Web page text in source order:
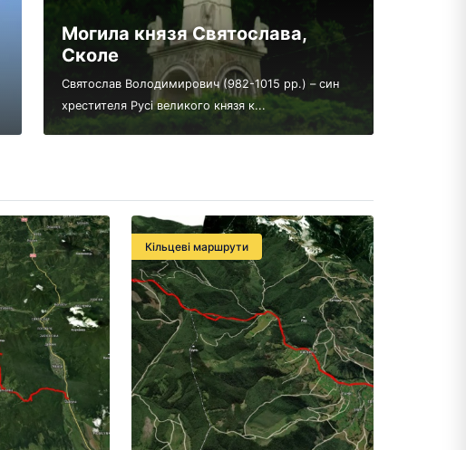
Могила князя Святослава,
Сколе
Святослав Володимирович (982-1015 рр.) – син
хрестителя Русі великого князя к...
Кільцеві маршрути